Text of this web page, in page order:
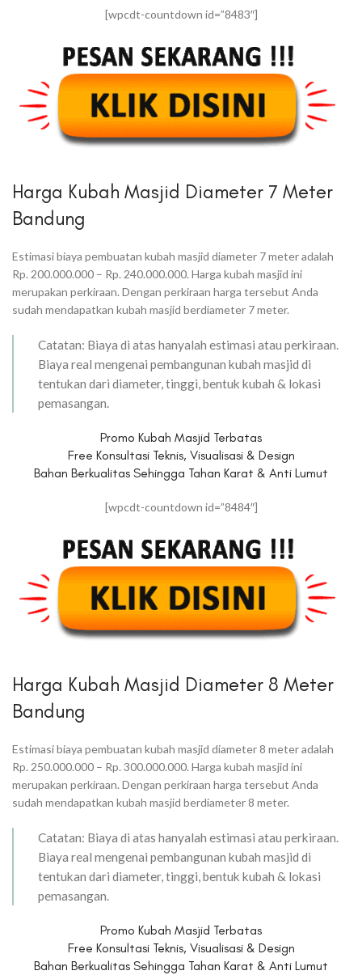
[wpcdt-countdown id=”8483″]
Harga Kubah Masjid Diameter 7 Meter
Bandung
Estimasi biaya pembuatan kubah masjid diameter 7 meter adalah
Rp. 200.000.000 – Rp. 240.000.000. Harga kubah masjid ini
merupakan perkiraan. Dengan perkiraan harga tersebut Anda
sudah mendapatkan kubah masjid berdiameter 7 meter.
Catatan: Biaya di atas hanyalah estimasi atau perkiraan.
Biaya real mengenai pembangunan kubah masjid di
tentukan dari diameter, tinggi, bentuk kubah & lokasi
pemasangan.
Promo Kubah Masjid Terbatas
Free Konsultasi Teknis, Visualisasi & Design
Bahan Berkualitas Sehingga Tahan Karat & Anti Lumut
[wpcdt-countdown id=”8484″]
Harga Kubah Masjid Diameter 8 Meter
Bandung
Estimasi biaya pembuatan kubah masjid diameter 8 meter adalah
Rp. 250.000.000 – Rp. 300.000.000. Harga kubah masjid ini
merupakan perkiraan. Dengan perkiraan harga tersebut Anda
sudah mendapatkan kubah masjid berdiameter 8 meter.
Catatan: Biaya di atas hanyalah estimasi atau perkiraan.
Biaya real mengenai pembangunan kubah masjid di
tentukan dari diameter, tinggi, bentuk kubah & lokasi
pemasangan.
Promo Kubah Masjid Terbatas
Free Konsultasi Teknis, Visualisasi & Design
Bahan Berkualitas Sehingga Tahan Karat & Anti Lumut